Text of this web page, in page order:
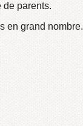
de parents.
en grand nombre.